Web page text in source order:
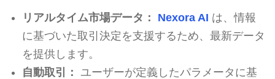
リアルタイム市場データ： Nexora AI は、情報
に基づいた取引決定を支援するため、最新データ
を提供します。
自動取引：
ユーザーが定義したパラメータに基